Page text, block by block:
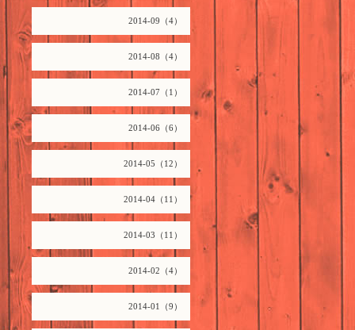
2014-09（4）
2014-08（4）
2014-07（1）
2014-06（6）
2014-05（12）
2014-04（11）
2014-03（11）
2014-02（4）
2014-01（9）